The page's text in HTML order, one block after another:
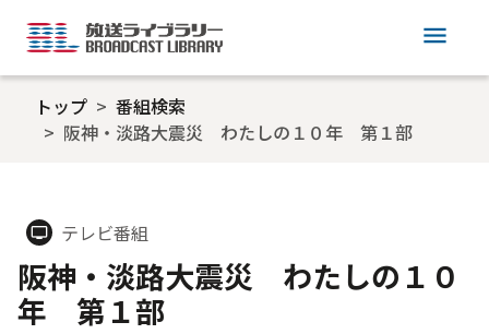
menu
トップ
番組検索
阪神・淡路大震災 わたしの１０年 第１部
tv テレビ番組
阪神・淡路大震災 わたしの１０
年 第１部